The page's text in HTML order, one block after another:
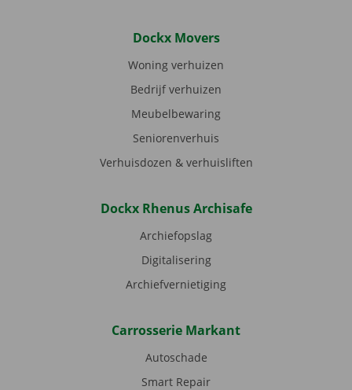
Dockx Movers
Woning verhuizen
Bedrijf verhuizen
Meubelbewaring
Seniorenverhuis
Verhuisdozen & verhuisliften
Dockx Rhenus Archisafe
Archiefopslag
Digitalisering
Archiefvernietiging
Carrosserie Markant
Autoschade
Smart Repair